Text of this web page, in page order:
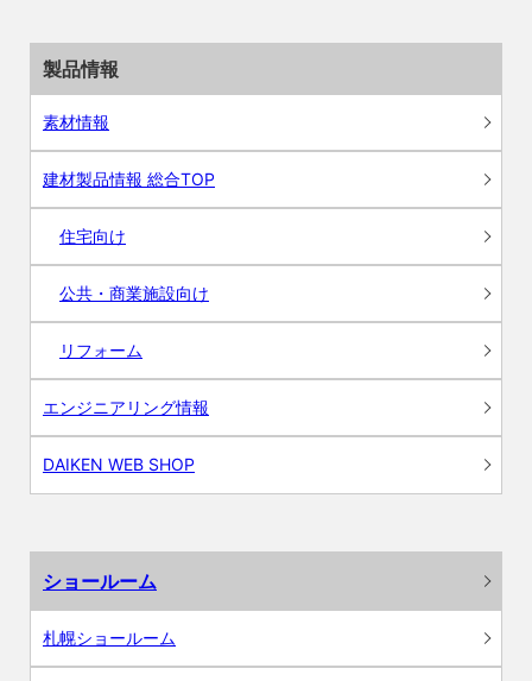
製品情報
素材情報
建材製品情報 総合TOP
住宅向け
公共・商業施設向け
リフォーム
エンジニアリング情報
DAIKEN WEB SHOP
ショールーム
札幌ショールーム